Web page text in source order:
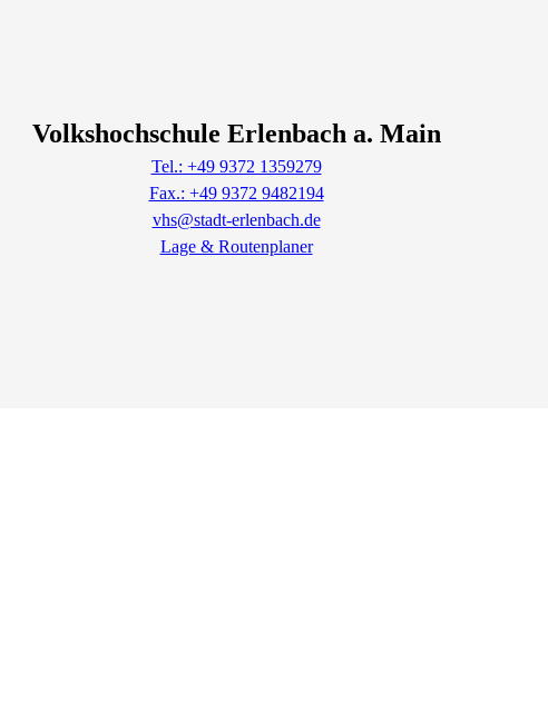
Volkshochschule Erlenbach a. Main
Tel.: +49 9372 1359279
Fax.: +49 9372 9482194
vhs@stadt-erlenbach.de
Lage & Routenplaner